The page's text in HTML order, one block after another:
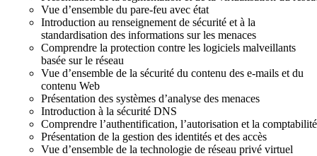
Vue d’ensemble du pare-feu avec état
Introduction au renseignement de sécurité et à la
standardisation des informations sur les menaces
Comprendre la protection contre les logiciels malveillants
basée sur le réseau
Vue d’ensemble de la sécurité du contenu des e-mails et du
contenu Web
Présentation des systèmes d’analyse des menaces
Introduction à la sécurité DNS
Comprendre l’authentification, l’autorisation et la comptabilité
Présentation de la gestion des identités et des accès
Vue d’ensemble de la technologie de réseau privé virtuel